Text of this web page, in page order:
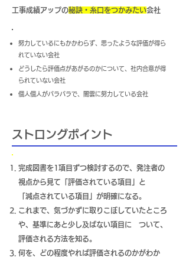
工事成績アップの秘訣・糸口をつかみたい会社
努力しているにもかかわらず、思ったような評価が得ら
れていない会社
どうしたら評価点があがるのかについて、社内合意が得
られていない会社
個人個人がバラバラで、闇雲に努力している会社
ストロングポイント
完成図書を1項目ずつ検討するので、発注者の
視点から見て「評価されている項目」と
「減点されている項目」が明確になる。
これまで、気づかずに取りこぼしていたところ
や、基準にあと少し及ばない項目に ついて、
評価される方法を知る。
何を、どの程度やれば評価されるのかがわか